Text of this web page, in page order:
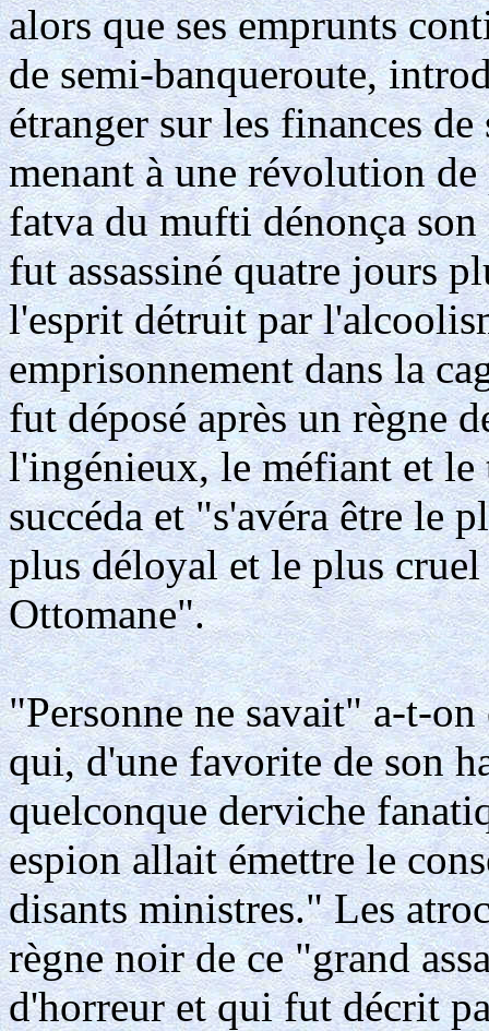
alors que ses emprunts
de semi-banqueroute,
étranger sur les finances
menant à une révolution
fatva du mufti dénonça
fut assassiné quatre jours
l'esprit détruit par
emprisonnement dans la
fut déposé après un règne
l'ingénieux, le méfiant et
succéda et "s'avéra être le
plus déloyal et le plus
Ottomane".
"Personne ne savait" a-t-
qui, d'une favorite de son
quelconque derviche
espion allait émettre le
disants ministres." Les
règne noir de ce "grand
d'horreur et qui fut décrit